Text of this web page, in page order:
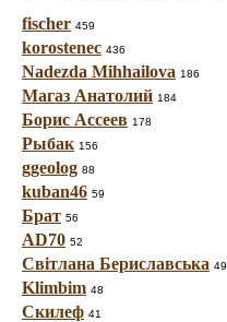
fischer 459
korostenec 436
Nadezda Mihhailova 186
Магаз Анатолий 184
Борис Ассеев 178
Рыбак 156
ggeolog 88
kuban46 59
Брат 56
AD70 52
Світлана Бериславська 49
Klimbim 48
Скилеф 41